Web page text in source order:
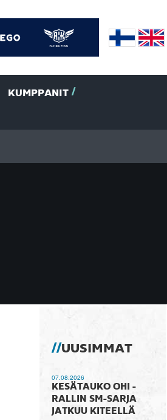
KUMPPANIT
UUSIMMAT
07.08.2026
KESÄTAUKO OHI -
RALLIN SM-SARJA
JATKUU KITEELLÄ